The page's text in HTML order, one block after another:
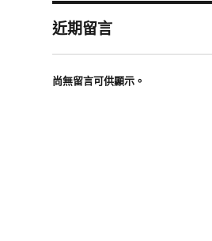
近期留言
尚無留言可供顯示。